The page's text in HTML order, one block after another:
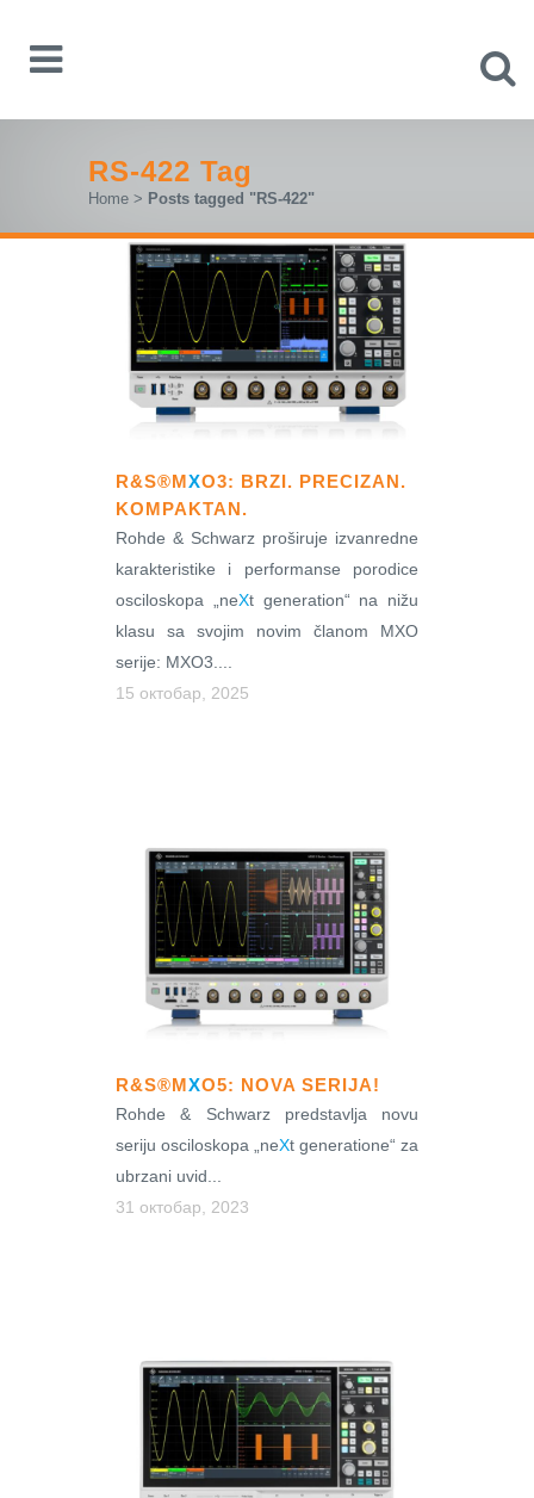
RS-422 Tag
Home > Posts tagged "RS-422"
R&S®MXO3: BRZI. PRECIZAN.
KOMPAKTAN.
Rohde & Schwarz proširuje izvanredne
karakteristike i performanse porodice
osciloskopa „neXt generation“ na nižu
klasu sa svojim novim članom MXO
serije: MXO3....
15 октобар, 2025
R&S®M XO5: NOVA SERIJA!
Rohde & Schwarz predstavlja novu
seriju osciloskopa „neXt generatione“ za
ubrzani uvid...
31 октобар, 2023